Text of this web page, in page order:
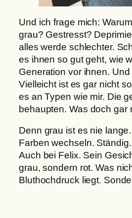
Und ich frage mich:
grau? Gestresst?
alles werde schlechter.
es ihnen so gut geht, wie
Generation vor ihnen.
Vielleicht ist es gar nicht
es an Typen wie mir. Die
behaupten. Was doch gar
Denn grau ist es nie
Farben wechseln.
Auch bei Felix. Sein
grau, sondern rot. Was
Bluthochdruck liegt.